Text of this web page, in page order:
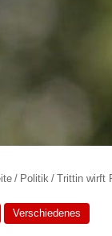
/ Politik / Trittin wirft
Verschiedenes